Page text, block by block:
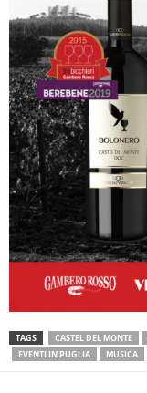
TAGS CASTEL DEL MONTE
EVENTI IN PUGLIA
MUSICA